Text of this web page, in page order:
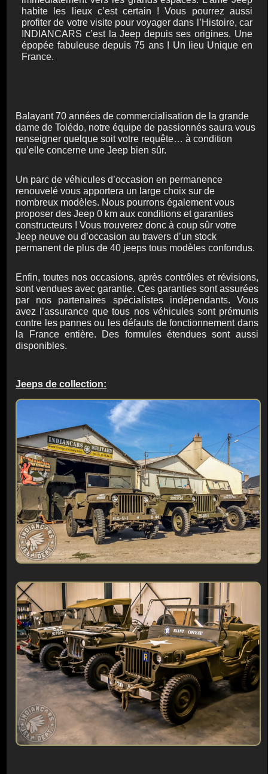
habite les lieux c’est certain ! Vous pourrez aussi
profiter de votre visite pour voyager dans l’Histoire, car
INDIANCARS c’est la Jeep depuis ses origines. Une
épopée fabuleuse depuis 75 ans ! Un lieu Unique en
France.
Balayant 70 années de commercialisation de la grande
dame de Tolédo, notre équipe de passionnés saura vous
renseigner quelque soit votre requête… à condition
qu’elle concerne une Jeep bien sûr.
Un parc de véhicules d’occasion en permanence
renouvelé vous apportera un large choix sur de
nombreux modèles. Nous pourrons également vous
proposer des Jeep 0 km aux conditions et garanties
constructeurs ! Vous trouverez donc à coup sûr votre
Jeep neuve ou d’occasion au travers d’un stock
permanent de plus de 40 jeeps tous modèles confondus.
Enfin, toutes nos occasions, après contrôles et révisions,
sont vendues avec garantie. Ces garanties sont assurées
par nos partenaires spécialistes indépendants. Vous
avez l’assurance que tous nos véhicules sont prémunis
contre les pannes ou les défauts de fonctionnement dans
la France entière. Des formules étendues sont aussi
disponibles.
Jeeps de collection: